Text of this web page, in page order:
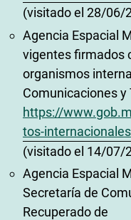
(visitado el 28/06/
Agencia Espacial
vigentes firmados
organismos
Comunicaciones y
https://
tos-internacionales
(visitado el 14/07/
Agencia Espacial
Secretaría de
Recuperado de